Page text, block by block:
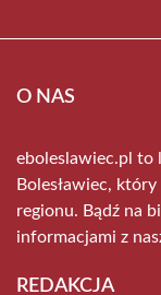
O NAS
eboleslawiec.pl to
Bolesławiec,
regionu. Bądź na
informacjami z
REDAKCJA